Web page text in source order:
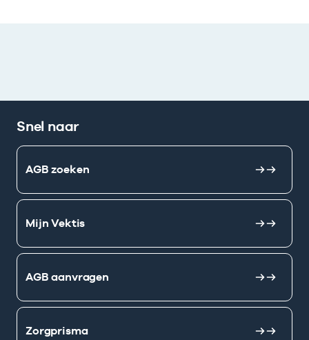
Snel naar
AGB zoeken
Mijn Vektis
AGB aanvragen
Zorgprisma